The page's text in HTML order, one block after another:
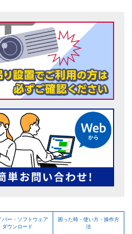
バー・ソフトウェア
ダウンロード
困った時・使い方・操作方
法